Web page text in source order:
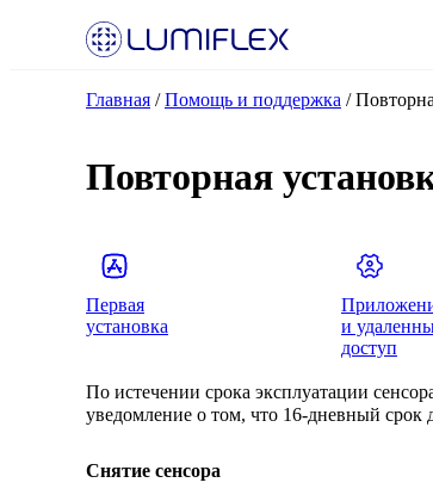
Главная /Помощь и поддержка /
Повторная
Первая
установка
и
доступ
По истечении срока эксплуатации
уведомление о том, что 16-дневный срок
Снятие сенсора